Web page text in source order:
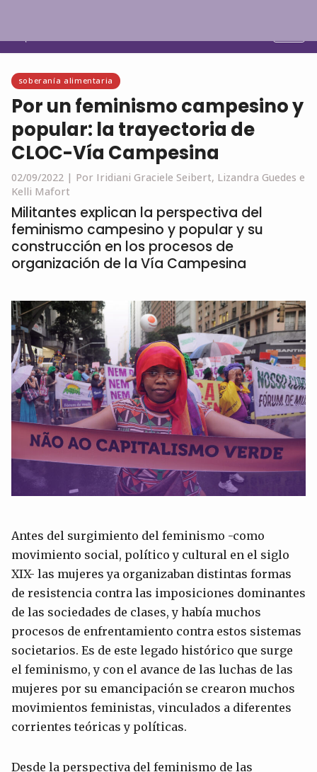
soberanía alimentaria
Por un feminismo campesino y
popular: la trayectoria de
CLOC-Vía Campesina
02/09/2022 | Por Iridiani Graciele Seibert, Lizandra Guedes e
Kelli Mafort
Militantes explican la perspectiva del
feminismo campesino y popular y su
construcción en los procesos de
organización de la Vía Campesina
Antes del surgimiento del feminismo -como
movimiento social, político y cultural en el siglo
XIX- las mujeres ya organizaban distintas formas
de resistencia contra las imposiciones dominantes
de las sociedades de clases, y había muchos
procesos de enfrentamiento contra estos sistemas
societarios. Es de este legado histórico que surge
el feminismo, y con el avance de las luchas de las
mujeres por su emancipación se crearon muchos
movimientos feministas, vinculados a diferentes
corrientes teóricas y políticas.
Desde la perspectiva del feminismo de las